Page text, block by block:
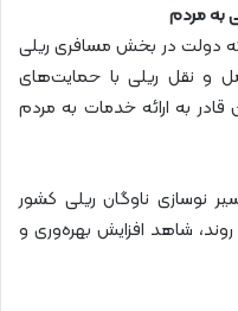
به مردم
دولت در بخش مسافری ریلی
و نقل ریلی با حمایت‌های
به ارائه خدمات به مردم
نوسازی ناوگان ریلی کشور
روند، شاهد افزایش بهره‌وری و